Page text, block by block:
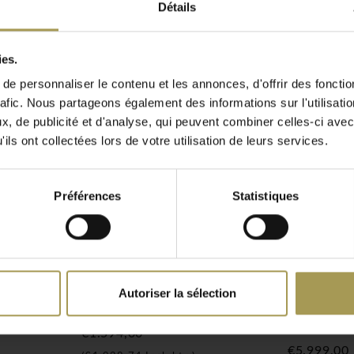
Détails
personnaliser le contenu et les annonces, d'offrir des
Nous partageons également des informations sur
de publicité et d'analyse, qui peuvent combiner celles-ci
ont collectées lors de votre utilisation de leurs services.
Préférences Statistiques
Autoriser la sélection
la collaboration et la
ont aussi leurs
de
nuisent à la santé. Nous
qui non seulement
Le Hub
de travail pour des
simplement pour les
absorbent les sons.
de particules et de
spéciale à l'extérieur et
88% de laine, 12% de
€1.594,00
€5.999,00